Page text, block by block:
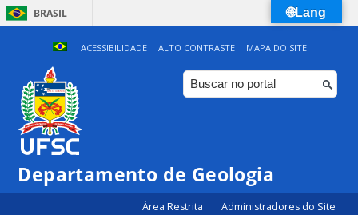
BRASIL
Simplifique!
Comunica BR
Participe
Canais
ACESSIBILIDADE ALTO CONTRASTE MAPA DO SITE
Departamento de Geologia
Área Restrita Administradores do Site
🌐Lang